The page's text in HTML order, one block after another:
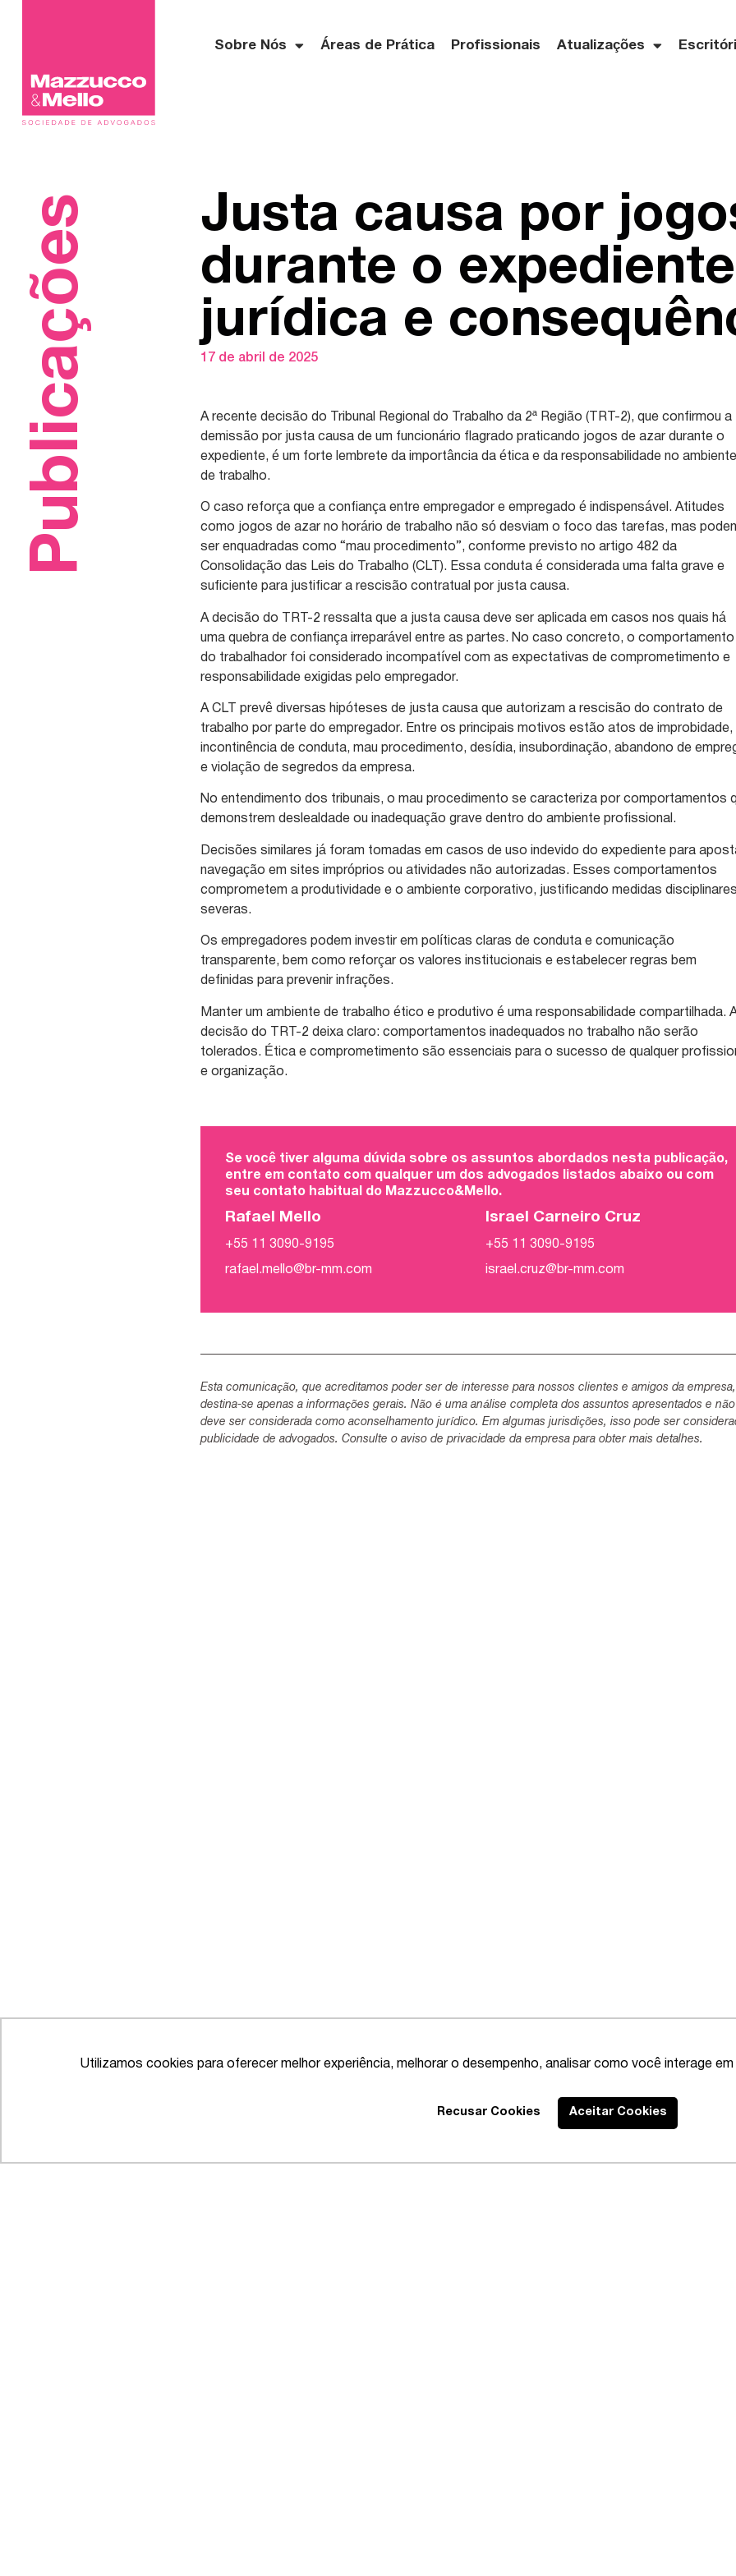
Utilizamos cookies para oferecer melhor experiência, melhorar o desempenho, analisar como você interage
Recusar Cookies Aceitar Cookies
Sobre Nós Áreas de Prática Profissionais Atualizações
Publicações
Justa causa por
durante o
jurídica e
17 de abril de 2025
A recente decisão do Tribunal Regional do Trabalho da 2ª Região (TRT-2), que confirmou a
demissão por justa causa de um funcionário flagrado praticando jogos de azar durante o
expediente, é um forte lembrete da importância da ética e da responsabilidade no ambiente
de trabalho.
O caso reforça que a confiança entre empregador e empregado é indispensável. Atitudes
como jogos de azar no horário de trabalho não só desviam o foco das tarefas, mas
ser enquadradas como “mau procedimento”, conforme previsto no artigo 482 da
Consolidação das Leis do Trabalho (CLT). Essa conduta é considerada uma falta grave e
suficiente para justificar a rescisão contratual por justa causa.
A decisão do TRT-2 ressalta que a justa causa deve ser aplicada em casos nos quais há
uma quebra de confiança irreparável entre as partes. No caso concreto, o comportamento
do trabalhador foi considerado incompatível com as expectativas de comprometimento e
responsabilidade exigidas pelo empregador.
A CLT prevê diversas hipóteses de justa causa que autorizam a rescisão do contrato de
trabalho por parte do empregador. Entre os principais motivos estão atos de improbidade,
incontinência de conduta, mau procedimento, desídia, insubordinação, abandono de
e violação de segredos da empresa.
No entendimento dos tribunais, o mau procedimento se caracteriza por comportamentos
demonstrem deslealdade ou inadequação grave dentro do ambiente profissional.
Decisões similares já foram tomadas em casos de uso indevido do expediente para
navegação em sites impróprios ou atividades não autorizadas. Esses comportamentos
comprometem a produtividade e o ambiente corporativo, justificando medidas disciplinares
severas.
Os empregadores podem investir em políticas claras de conduta e comunicação
transparente, bem como reforçar os valores institucionais e estabelecer regras bem
definidas para prevenir infrações.
Manter um ambiente de trabalho ético e produtivo é uma responsabilidade compartilhada.
decisão do TRT-2 deixa claro: comportamentos inadequados no trabalho não serão
tolerados. Ética e comprometimento são essenciais para o sucesso de qualquer
e organização.
Se você tiver alguma dúvida sobre os assuntos abordados nesta publicação,
entre em contato com qualquer um dos advogados listados abaixo ou com
seu contato habitual do Mazzucco&Mello.
Rafael Mello
+55 11 3090-9195
rafael.mello@br-mm.com
Israel Carneiro Cruz
+55 11 3090-9195
israel.cruz@br-mm.com
Esta comunicação, que acreditamos poder ser de interesse para nossos clientes e amigos da empresa,
destina-se apenas a informações gerais. Não é uma análise completa dos assuntos apresentados e não
deve ser considerada como aconselhamento jurídico. Em algumas jurisdições, isso pode ser
publicidade de advogados. Consulte o aviso de privacidade da empresa para obter mais detalhes.